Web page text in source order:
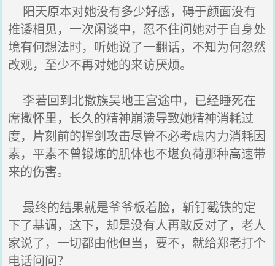
阳天原本对她没有多少好感，碍于颜面没有
推诿相见，一次闲谈中，忍不住问她对于自身处
境有何想法时，听她说了一翻话，不知为何忽然
改观，至少不再对她的来访厌烦。
李若回到北撒族吴地王宫途中，已经睡死在
席撒怀里，长久的精神崩溃导致她精神消耗过
度，片刻前的挥剑攻击尽管不必考虑内力消耗因
素，平素不曾锻炼的肌体也不堪负荷那种高速带
来的伤害。
最终的结果就是爷爷板着脸，斩钉截铁的定
下了基调，这下，却是没有人再敢反对了，老人
家说了，一切都由他但当，要不，就给郑老打个
电话问问？